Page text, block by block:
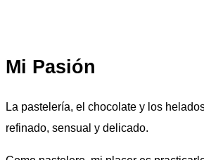
Mi Pasión
La pastelería, el chocolate y los
refinado, sensual y delicado.